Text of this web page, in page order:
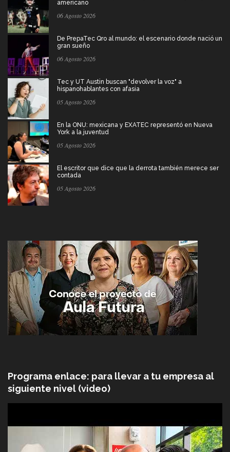
americano
06 Agosto 2026
De PrepaTec Qro al mundo: el escenario donde nació un
gran sueño
06 Agosto 2026
Tec y UT Austin buscan "devolver la voz" a
hispanohablantes con afasia
05 Agosto 2026
En la ONU: mexicana y EXATEC representó en Nueva
York a la juventud
05 Agosto 2026
El escritor que dice que la derrota también merece ser
contada
05 Agosto 2026
Programa enlace: para llevar a tu empresa al
siguiente nivel (video)